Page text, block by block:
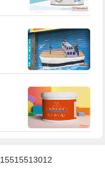
15515513012